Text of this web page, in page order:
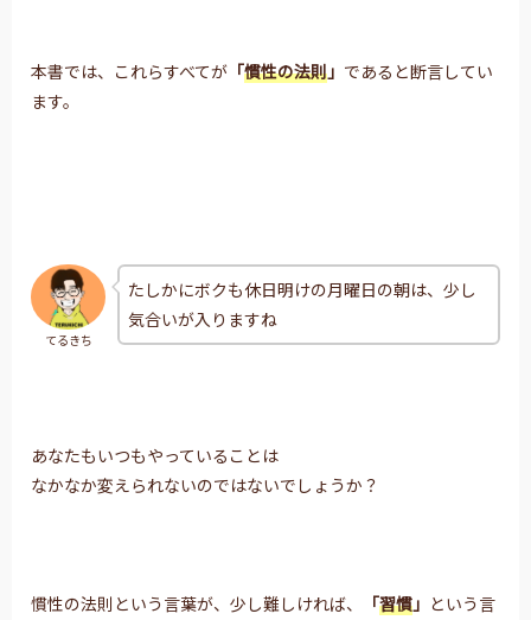
本書では、これらすべてが 「慣性の法則 」 であると断言してい
ます。
てるきち
たしかにボクも休日明けの月曜日の朝は、少し
気合いが入りますね
あなたもいつもやっていることは
なかなか変えられないのではないでしょうか？
慣性の法則という言葉が、少し難しければ、 「習慣」 という言